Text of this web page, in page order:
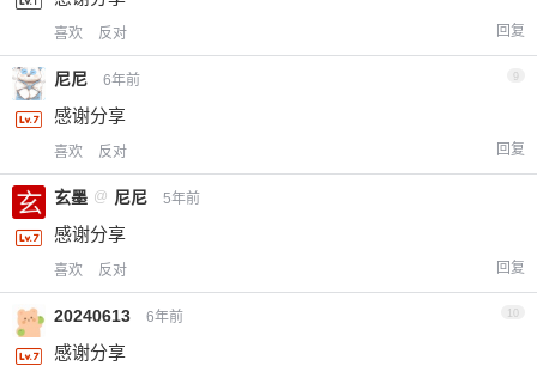
喜欢 反对 回复
尼尼 6年前 9
感谢分享
喜欢 反对 回复
玄墨 @ 尼尼 5年前
感谢分享
喜欢 反对 回复
20240613 6年前
感谢分享